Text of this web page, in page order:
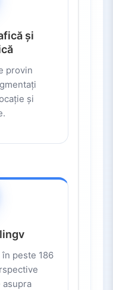
și
provin
și
peste 186
asupra